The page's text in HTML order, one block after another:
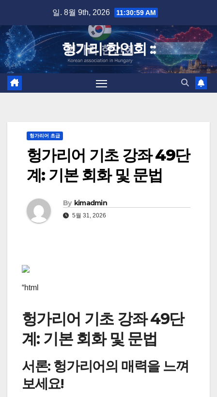
content
일. 8월 9th, 2026 11:31:00 AM
헝가리 한인회 ::
헝가리어 초급
헝가리어 기초 강좌 49단
계: 기본 회화 및 문법
By kimadmin
5월 31, 2026
“html
헝가리어 기초 강좌 49단
계: 기본 회화 및 문법
서론: 헝가리어의 매력을 느껴
보세요!